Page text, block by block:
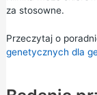
za stosowne.
Przeczytaj o
genetycznych dla